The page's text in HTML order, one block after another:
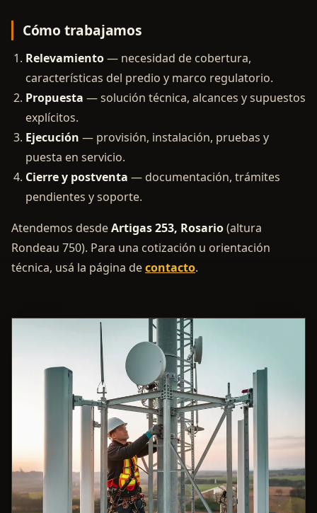
Cómo trabajamos
Relevamiento— necesidad de cobertura,
características del predio y marco regulatorio.
Propuesta — solución técnica, alcances y supuestos
explícitos.
Ejecución — provisión, instalación, pruebas y
puesta en servicio.
Cierre y postventa — documentación, trámites
pendientes y soporte.
Atendemos desdeArtigas 253, Rosario(altura
Rondeau 750). Para una cotización u orientación
técnica, usá la página decontacto.